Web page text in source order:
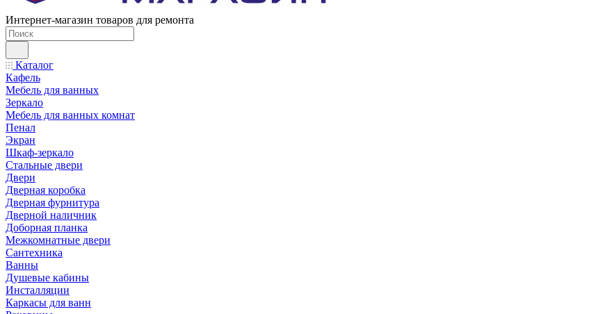
Интернет-магазин товаров для ремонта
Каталог
Кафель
Мебель для ванных
Зеркало
Мебель для ванных комнат
Пенал
Экран
Шкаф-зеркало
Стальные двери
Двери
Дверная коробка
Дверная фурнитура
Дверной наличник
Доборная планка
Межкомнатные двери
Сантехника
Ванны
Душевые кабины
Инсталляции
Каркасы для ванн